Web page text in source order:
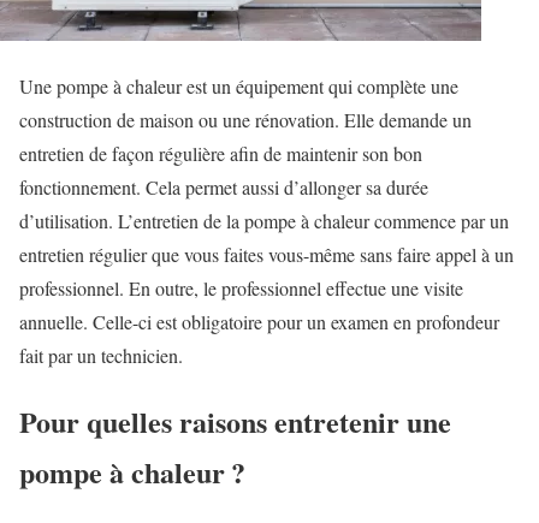
Une pompe à chaleur est un équipement qui complète une
construction de maison ou une rénovation. Elle demande un
entretien de façon régulière afin de maintenir son bon
fonctionnement. Cela permet aussi d’allonger sa durée
d’utilisation. L’entretien de la pompe à chaleur commence par un
entretien régulier que vous faites vous-même sans faire appel à un
professionnel. En outre, le professionnel effectue une visite
annuelle. Celle-ci est obligatoire pour un examen en profondeur
fait par un technicien.
Pour quelles raisons entretenir une
pompe à chaleur ?